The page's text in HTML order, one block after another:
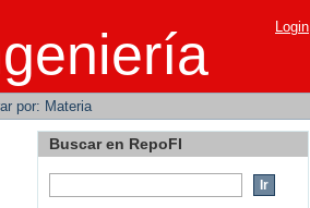
Login
por: Materia
Buscar en RepoFI